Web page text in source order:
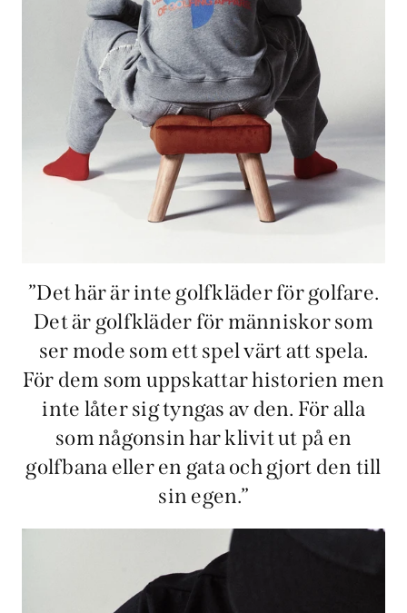
”Det här är inte golfkläder för golfare.
Det är golfkläder för människor som
ser mode som ett spel värt att spela.
För dem som uppskattar historien men
inte låter sig tyngas av den. För alla
som någonsin har klivit ut på en
golfbana eller en gata och gjort den till
sin egen.”